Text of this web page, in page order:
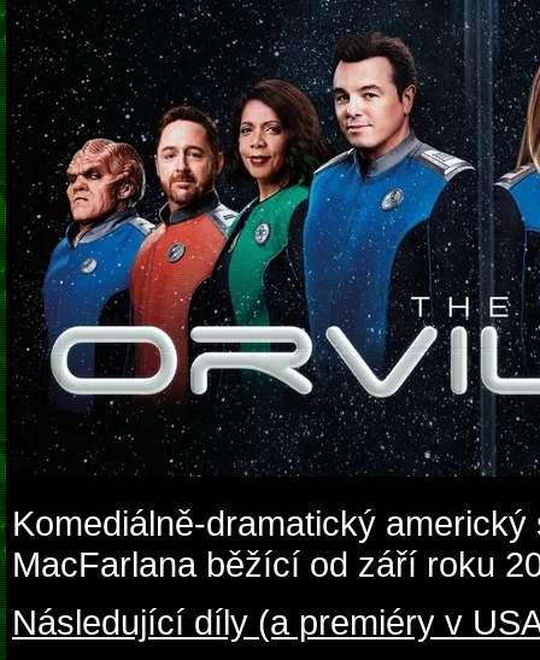
Komediálně-dramatický
MacFarlana běžící od září roku
Následující díly (a premiéry v